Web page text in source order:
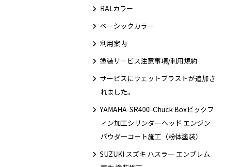
RALカラー
ベーシックカラー
利用案内
塗装サービス注意事項/利用規約
サービスにウェットブラストが追加さ
れました。
YAMAHA-SR400-Chuck Boxビックフ
ィン加工シリンダーヘッド エンジン
パウダーコート施工（粉体塗装）
SUZUKI スズキ ハスラー エンブレム